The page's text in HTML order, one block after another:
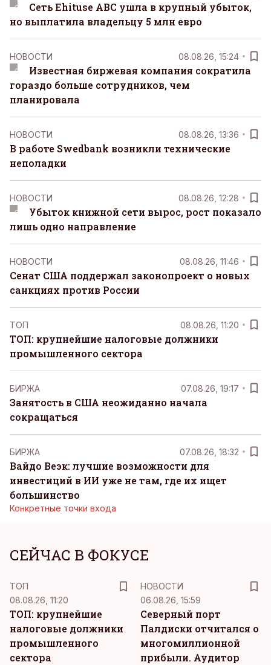
Сеть Ehituse ABC ушла в крупный убыток,
но выплатила владельцу 5 млн евро
НОВОСТИ 08.08.26, 15:24
Известная биржевая компания сократила
гораздо больше сотрудников, чем
планировала
НОВОСТИ 08.08.26, 13:36
В работе Swedbank возникли технические
неполадки
НОВОСТИ 08.08.26, 12:28
Убыток книжной сети вырос, рост показало
лишь одно направление
НОВОСТИ 08.08.26, 11:46
Сенат США поддержал законопроект о новых
санкциях против России
ТОП 08.08.26, 11:20
ТОП: крупнейшие налоговые должники
промышленного сектора
БИРЖА 07.08.26, 19:17
Занятость в США неожиданно начала
сокращаться
БИРЖА 07.08.26, 18:32
Вайдо Веэк: лучшие возможности для
инвестиций в ИИ уже не там, где их ищет
большинство
Конкретные точки входа
СЕЙЧАС В ФОКУСЕ
ТОП
08.08.26, 11:20
ТОП: крупнейшие
налоговые должники
промышленного
сектора
НОВОСТИ
06.08.26, 15:59
Северный порт
Палдиски отчитался о
многомиллионной
прибыли. Аудитор